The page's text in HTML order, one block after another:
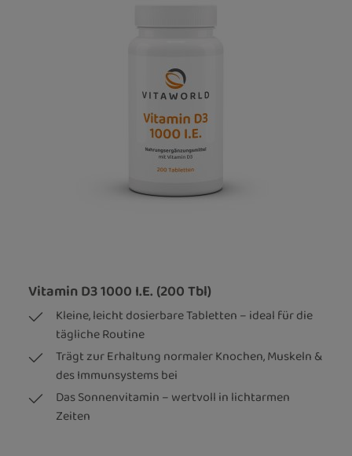
Vitamin D3 1000 I.E. (200 Tbl)
Kleine, leicht dosierbare Tabletten – ideal für die
tägliche Routine
Trägt zur Erhaltung normaler Knochen, Muskeln &
des Immunsystems bei
Das Sonnenvitamin – wertvoll in lichtarmen
Zeiten